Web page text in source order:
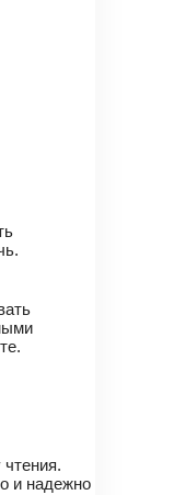
и надежно